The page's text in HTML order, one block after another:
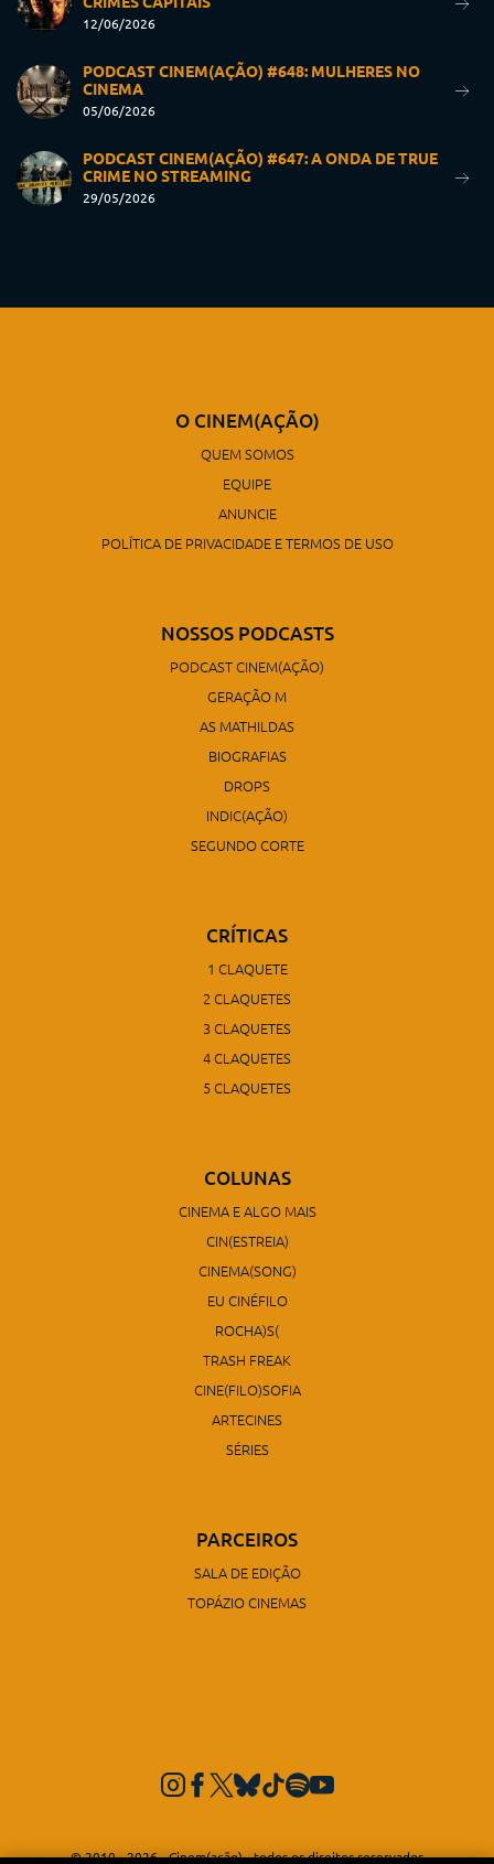
12/06/2026
PODCAST CINEM(AÇÃO) #648: MULHERES NO
CINEMA
05/06/2026
PODCAST CINEM(AÇÃO) #647: A ONDA DE TRUE
CRIME NO STREAMING
29/05/2026
O CINEM(AÇÃO)
QUEM SOMOS
EQUIPE
ANUNCIE
POLÍTICA DE PRIVACIDADE E TERMOS DE USO
NOSSOS PODCASTS
PODCAST CINEM(AÇÃO)
GERAÇÃO M
AS MATHILDAS
BIOGRAFIAS
DROPS
INDIC(AÇÃO)
SEGUNDO CORTE
CRÍTICAS
1 CLAQUETE
2 CLAQUETES
3 CLAQUETES
4 CLAQUETES
5 CLAQUETES
COLUNAS
CINEMA E ALGO MAIS
CIN(ESTREIA)
CINEMA(SONG)
EU CINÉFILO
ROCHA)S(
TRASH FREAK
CINE(FILO)SOFIA
ARTECINES
SÉRIES
PARCEIROS
SALA DE EDIÇÃO
TOPÁZIO CINEMAS
© 2010 - 2026 - Cinem(ação) - todos os direitos reservados